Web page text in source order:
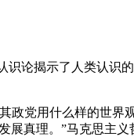
论揭示了人类认识
党用什么样的世界
真理。”马克思主